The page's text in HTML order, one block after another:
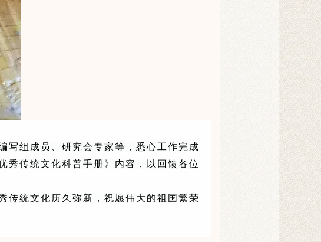
组成员、研究会专家等，悉心工作完成
秀传统文化科普手册》内容，以回馈各位
统文化历久弥新，祝愿伟大的祖国繁荣